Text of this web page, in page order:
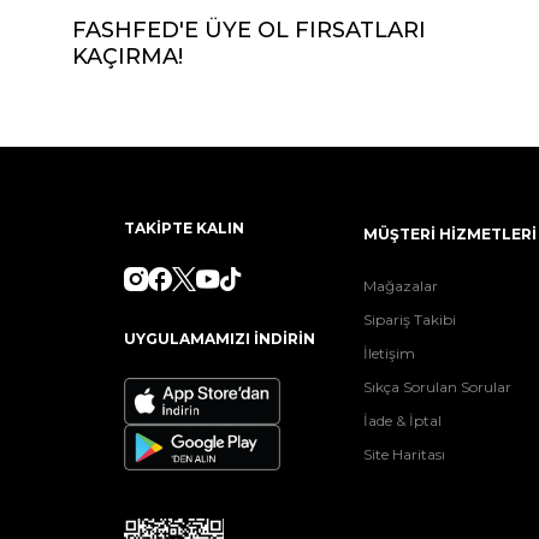
FASHFED'E ÜYE OL FIRSATLARI
KAÇIRMA!
TAKİPTE KALIN
UYGULAMAMIZI İNDİRİN
MÜŞTERİ HİZMETLERİ
Mağazalar
Sipariş Takibi
İletişim
Sıkça Sorulan Sorular
İade & İptal
Site Haritası